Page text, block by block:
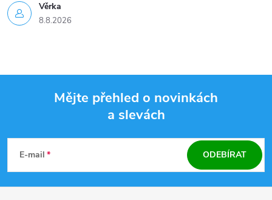
Věrka
8.8.2026
p
Mějte přehled o novinkách
a slevách
E-mail ODEBÍRAT